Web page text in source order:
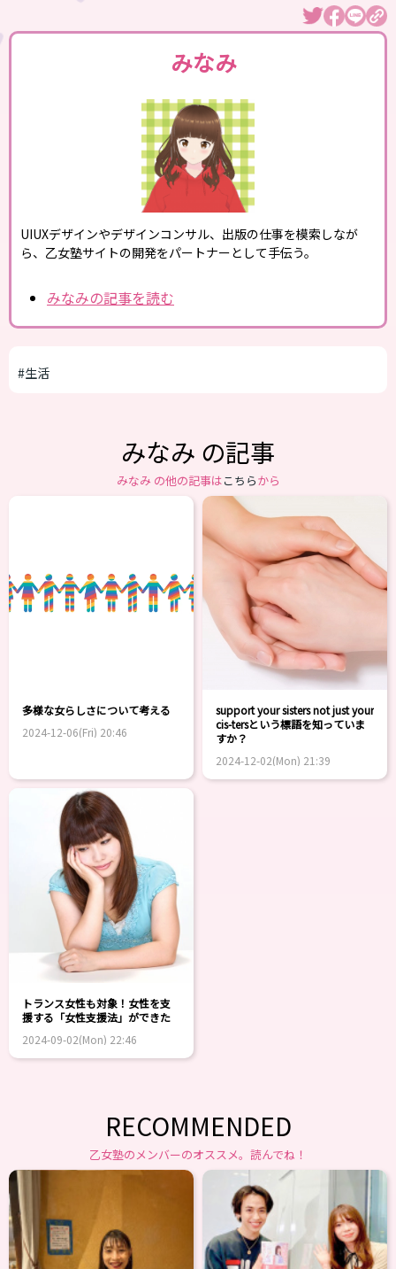
みなみ
UIUXデザインやデザインコンサル、出版の仕事を模索しなが
ら、乙女塾サイトの開発をパートナーとして手伝う。
みなみの記事を読む
#生活
みなみ の記事
みなみ の他の記事はこちらから
多様な女らしさについて考える
2024-12-06(Fri) 20:46
support your sisters not just your
cis-tersという標語を知っていま
すか？
2024-12-02(Mon) 21:39
トランス女性も対象！女性を支
援する「女性支援法」ができた
2024-09-02(Mon) 22:46
RECOMMENDED
乙女塾のメンバーのオススメ。読んでね！